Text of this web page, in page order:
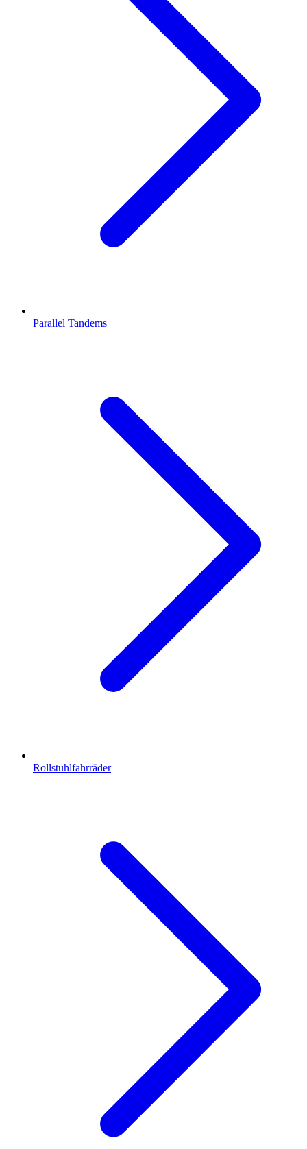
Parallel Tandems
Rollstuhlfahrräder